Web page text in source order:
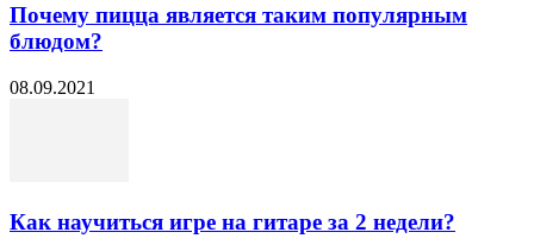
Почему пицца является таким популярным
блюдом?
08.09.2021
Как научиться игре на гитаре за 2 недели?